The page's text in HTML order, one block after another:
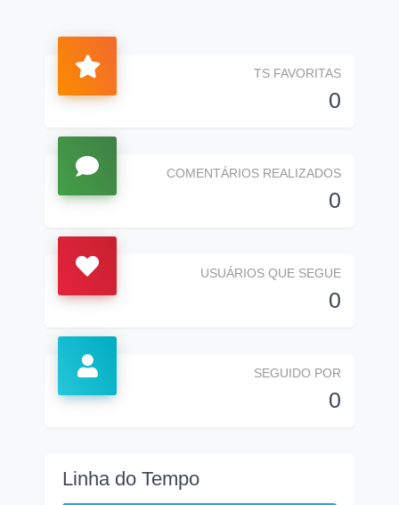
TS FAVORITAS
0
COMENTÁRIOS REALIZADOS
0
USUÁRIOS QUE SEGUE
0
SEGUIDO POR
0
Linha do Tempo